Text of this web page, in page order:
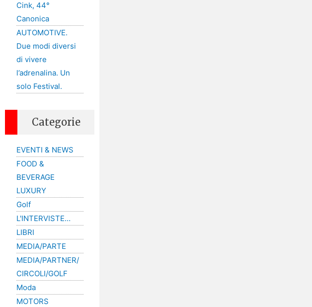
Cink, 44°
Canonica
AUTOMOTIVE.
Due modi diversi
di vivere
l’adrenalina. Un
solo Festival.
Categorie
EVENTI & NEWS
FOOD &
BEVERAGE
LUXURY
Golf
L'INTERVISTE…
LIBRI
MEDIA/PARTE
MEDIA/PARTNER/
CIRCOLI/GOLF
Moda
MOTORS